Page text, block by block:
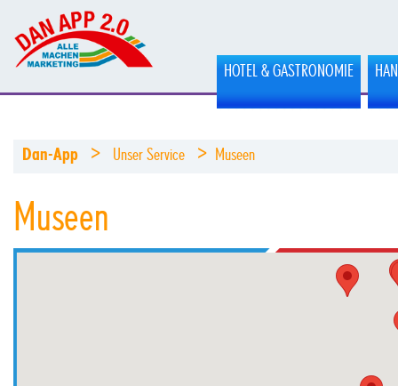
HOTEL & GASTRONOMIE
Dan-App > Unser Service > Museen
Museen